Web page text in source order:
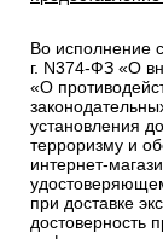
Во исполнение
г. N374-ФЗ «О
«О
установления
терроризму и
интернет-
при доставке
достоверность